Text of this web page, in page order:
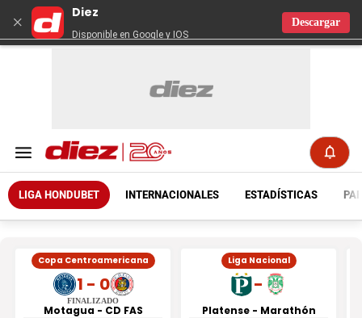
×
Diez
Disponible en Google y IOS
Descargar
LIGA HONDUBET INTERNACIONALES ESTADÍSTICAS
Copa Centroamericana
1 - 0
FINALIZADO
Motagua - CD FAS
Liga Nacional
-
Platense - Marathón